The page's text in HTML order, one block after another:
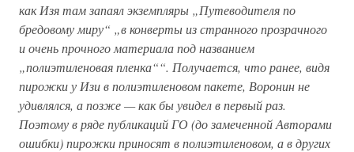
как Изя там запаял экземпляры „Путеводителя по
бредовому миру“ „в конверты из странного прозрачного
и очень прочного материала под названием
„полиэтиленовая пленка““. Получается, что ранее, видя
пирожки у Изи в полиэтиленовом пакете, Воронин не
удивлялся, а позже — как бы увидел в первый раз.
Поэтому в ряде публикаций ГО (до замеченной Авторами
ошибки) пирожки приносят в полиэтиленовом, а в других